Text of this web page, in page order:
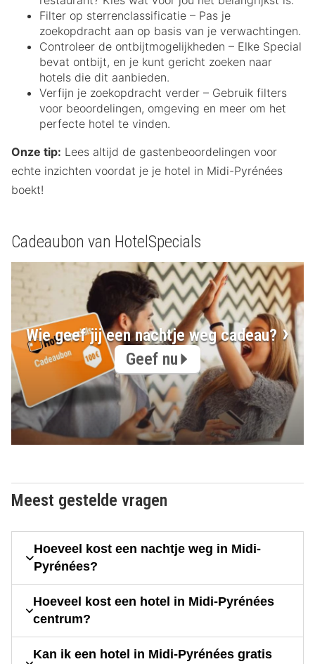
Filter op sterrenclassificatie – Pas je
zoekopdracht aan op basis van je verwachtingen.
Controleer de ontbijtmogelijkheden – Elke Special
bevat ontbijt, en je kunt gericht zoeken naar
hotels die dit aanbieden.
Verfijn je zoekopdracht verder – Gebruik filters
voor beoordelingen, omgeving en meer om het
perfecte hotel te vinden.
Onze tip: Lees altijd de gastenbeoordelingen voor
echte inzichten voordat je je hotel in Midi-Pyrénées
boekt!
Cadeaubon van HotelSpecials
Wie geef jij een nachtje weg cadeau?
Geef nu
Meest gestelde vragen
Hoeveel kost een nachtje weg in Midi-
Pyrénées?
Hoeveel kost een hotel in Midi-Pyrénées
centrum?
Kan ik een hotel in Midi-Pyrénées gratis